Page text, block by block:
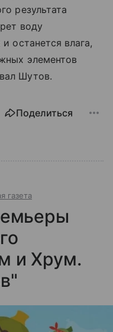
результата
воду
останется влага,
элементов
Шутов.
Поделиться
газета
и Хрум.